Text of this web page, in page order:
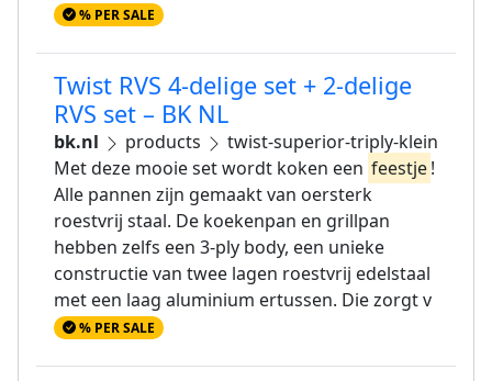
% PER SALE
Twist RVS 4-delige set + 2-delige
RVS set – BK NL
bk.nl products
twist-superior-triply-klein
Met deze mooie set wordt koken een feestje!
Alle pannen zijn gemaakt van oersterk
roestvrij staal. De koekenpan en grillpan
hebben zelfs een 3-ply body, een unieke
constructie van twee lagen roestvrij edelstaal
met een laag aluminium ertussen. Die zorgt v
% PER SALE